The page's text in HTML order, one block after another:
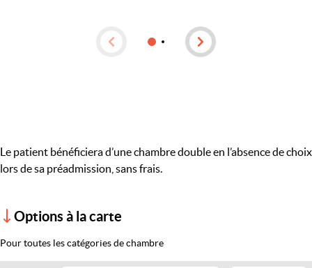
Le patient bénéficiera d’une chambre double en l’absence de choix
lors de sa préadmission, sans frais.
Options à la carte
Pour toutes les catégories de chambre